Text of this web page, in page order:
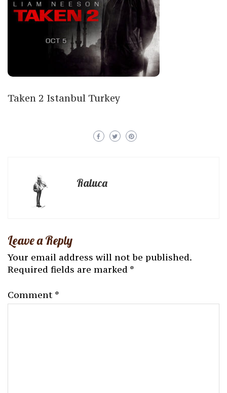
Taken 2 Istanbul Turkey
Raluca
Leave a Reply
Your email address will not be published.
Required fields are marked *
Comment *